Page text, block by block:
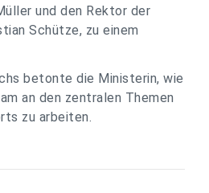
und den Rektor der
Schütze, zu einem
betonte die Ministerin, wie
an den zentralen Themen
zu arbeiten.
Spitze zum Austausch